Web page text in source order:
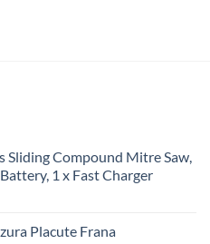
Sliding Compound Mitre Saw,
1 x Fast Charger
Placute Frana